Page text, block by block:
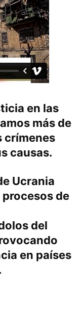
en las
más de
crímenes
causas.
Ucrania
de
del
en países